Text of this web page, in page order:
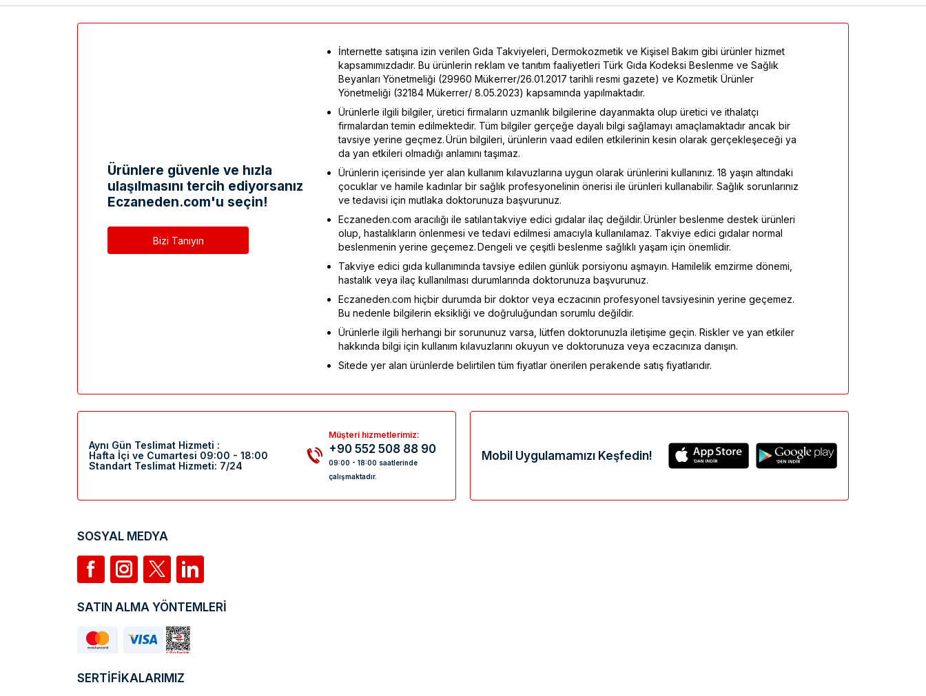
Ürünlere güvenle ve hızla
ulaşılmasını tercih ediyorsanız
Eczaneden.com'u seçin!
Bizi Tanıyın
İnternette satışına izin verilen Gıda Takviyeleri, Dermokozmetik ve Kişisel Bakım gibi ürünler hizmet
kapsamımızdadır. Bu ürünlerin reklam ve tanıtım faaliyetleri Türk Gıda Kodeksi Beslenme ve Sağlık
Beyanları Yönetmeliği (29960 Mükerrer/26.01.2017 tarihli resmi gazete) ve Kozmetik Ürünler
Yönetmeliği (32184 Mükerrer/ 8.05.2023) kapsamında yapılmaktadır.
Ürünlerle ilgili bilgiler, üretici firmaların uzmanlık bilgilerine dayanmakta olup üretici ve ithalatçı
firmalardan temin edilmektedir. Tüm bilgiler gerçeğe dayalı bilgi sağlamayı amaçlamaktadır ancak bir
tavsiye yerine geçmez. Ürün bilgileri, ürünlerin vaad edilen etkilerinin kesin olarak gerçekleşeceği ya
da yan etkileri olmadığı anlamını taşımaz.
Ürünlerin içerisinde yer alan kullanım kılavuzlarına uygun olarak ürünlerini kullanınız. 18 yaşın altındaki
çocuklar ve hamile kadınlar bir sağlık profesyonelinin önerisi ile ürünleri kullanabilir. Sağlık sorunlarınız
ve tedavisi için mutlaka doktorunuza başvurunuz.
Eczaneden.com aracılığı ile satılan takviye edici gıdalar ilaç değildir. Ürünler beslenme destek ürünleri
olup, hastalıkların önlenmesi ve tedavi edilmesi amacıyla kullanılamaz. Takviye edici gıdalar normal
beslenmenin yerine geçemez. Dengeli ve çeşitli beslenme sağlıklı yaşam için önemlidir.
Takviye edici gıda kullanımında tavsiye edilen günlük porsiyonu aşmayın. Hamilelik emzirme dönemi,
hastalık veya ilaç kullanılması durumlarında doktorunuza başvurunuz.
Eczaneden.com hiçbir durumda bir doktor veya eczacının profesyonel tavsiyesinin yerine geçemez.
Bu nedenle bilgilerin eksikliği ve doğruluğundan sorumlu değildir.
Ürünlerle ilgili herhangi bir sorununuz varsa, lütfen doktorunuzla iletişime geçin. Riskler ve yan etkiler
hakkında bilgi için kullanım kılavuzlarını okuyun ve doktorunuza veya eczacınıza danışın.
Sitede yer alan ürünlerde belirtilen tüm fiyatlar önerilen perakende satış fiyatlarıdır.
Aynı Gün Teslimat Hizmeti :
Hafta İçi ve Cumartesi 09:00 - 18:00
Standart Teslimat Hizmeti: 7/24
Müşteri hizmetlerimiz:
+90 552 508 88 90
09:00 - 18:00 saatlerinde
çalışmaktadır.
Mobil Uygulamamızı Keşfedin!
SOSYAL MEDYA
SATIN ALMA YÖNTEMLERİ
SERTİFİKALARIMIZ